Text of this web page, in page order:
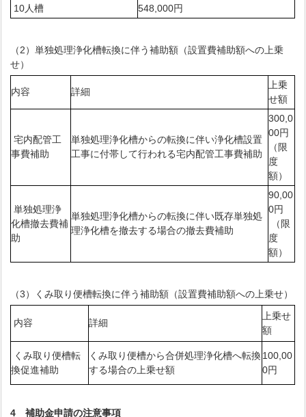
10人槽
548,000円
（2）単独処理浄化槽転換に伴う補助額（設置費補助額への上乗
せ）
内容 詳細
上乗
せ額
宅内配管工
事費補助
単独処理浄化槽からの転換に伴い浄化槽設置
工事に付帯して行われる宅内配管工事費補助
300,0
00円
（限
度
額）
単独処理浄
化槽撤去費補
助
単独処理浄化槽からの転換に伴い既存単独処
理浄化槽を撤去する場合の撤去費補助
90,00
0円
（限
度
額）
（3）くみ取り便槽転換に伴う補助額（設置費補助額への上乗せ）
内容 詳細
上乗せ
額
くみ取り便槽転
換促進補助
くみ取り便槽から合併処理浄化槽へ転換
する場合の上乗せ額
100,00
0円
4 補助金申請の注意事項